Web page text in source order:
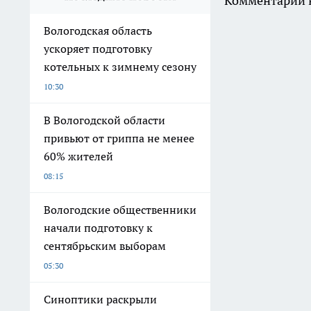
Вологодская область
ускоряет подготовку
котельных к зимнему сезону
10:30
В Вологодской области
привьют от гриппа не менее
60% жителей
08:15
Вологодские общественники
начали подготовку к
сентябрьским выборам
05:30
Синоптики раскрыли